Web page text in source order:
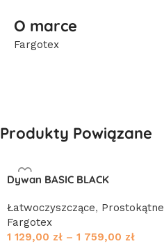
O marce
Fargotex
Produkty Powiązane
Dywan BASIC BLACK
Łatwoczyszczące, Prostokątne
Fargotex
1 129,00 zł – 1 759,00 zł